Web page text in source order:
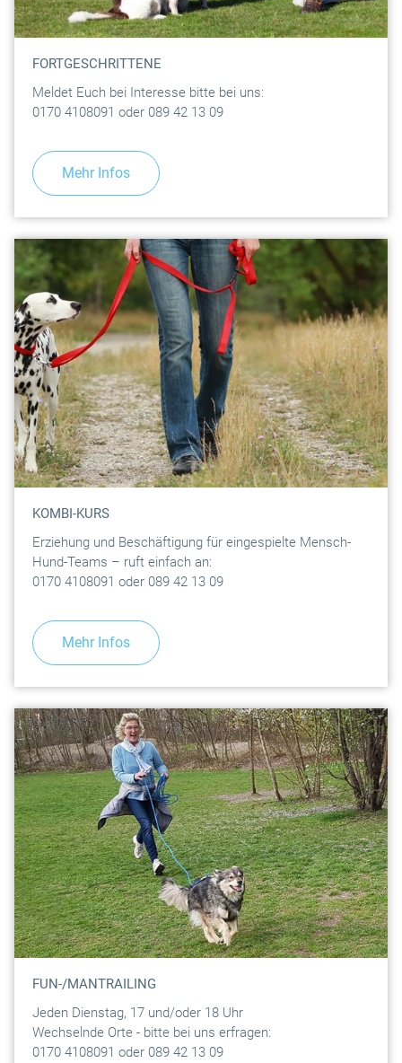
FORTGESCHRITTENE
Meldet Euch bei Interesse bitte bei uns:
0170 4108091 oder 089 42 13 09
Mehr Infos
KOMBI-KURS
Erziehung und Beschäftigung für eingespielte Mensch-
Hund-Teams – ruft einfach an:
0170 4108091 oder 089 42 13 09
Mehr Infos
FUN-/MANTRAILING
Jeden Dienstag, 17 und/oder 18 Uhr
Wechselnde Orte - bitte bei uns erfragen:
0170 4108091 oder 089 42 13 09